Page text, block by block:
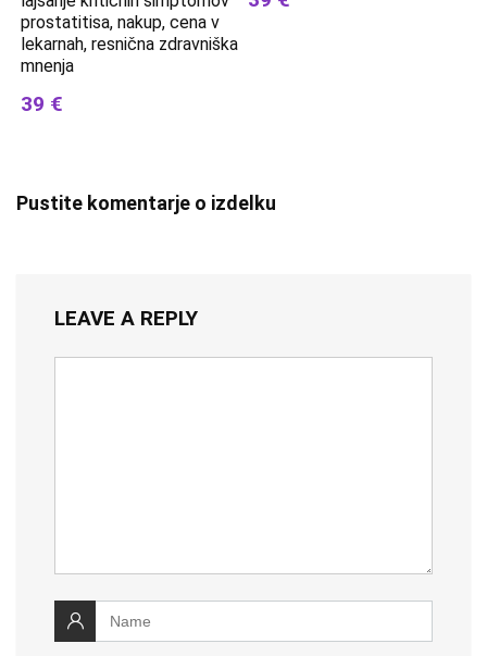
prostatitisa, nakup, cena v
lekarnah, resnična zdravniška
mnenja
39 €
Pustite komentarje o izdelku
LEAVE A REPLY